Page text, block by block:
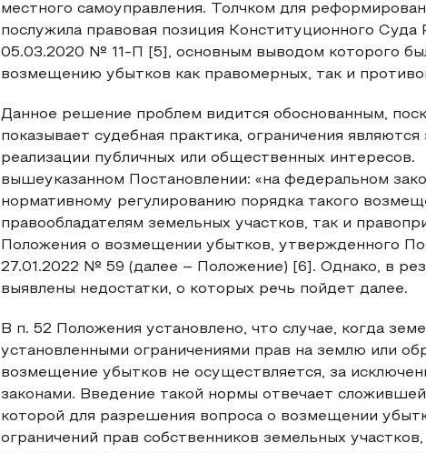
местного самоуправления. Толчком для
послужила правовая позиция Конституционного
05.03.2020 № 11-П [5], основным выводом которого
возмещению убытков как правомерных, так и
Данное решение проблем видится обоснованным,
показывает судебная практика, ограничения
реализации публичных или общественных
вышеуказанном Постановлении: «на федеральном
нормативному регулированию порядка такого
правообладателям земельных участков, так и
Положения о возмещении убытков, утвержденного
27.01.2022 № 59 (далее – Положение) [6]. Однако, в
выявлены недостатки, о которых речь пойдет далее.
В п. 52 Положения установлено, что случае, когда
установленными ограничениями прав на землю или
возмещение убытков не осуществляется, за
законами. Введение такой нормы отвечает
которой для разрешения вопроса о возмещении
ограничений прав собственников земельных